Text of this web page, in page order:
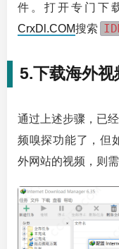
件。打开专门下
CrxDl.COM搜索
5.下载海外视
通过上述步骤，已
频嗅探功能了，但
外网站的视频，则